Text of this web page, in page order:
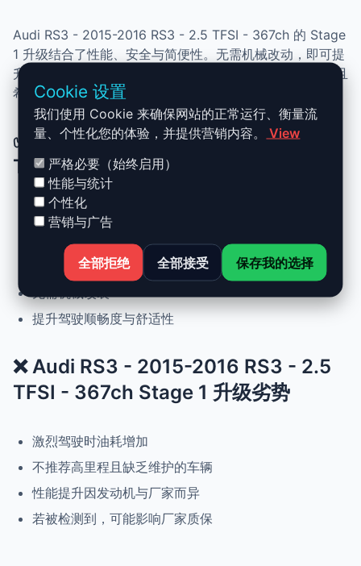
Audi RS3 - 2015-2016 RS3 - 2.5 TFSI - 367ch 的 Stage
1 升级结合了性能、安全与简便性。无需机械改动，即可提
升动力、扭矩并优化油耗。非常适合追求更灵敏驾驶体验且
希望保持原厂可靠性的车主。
✅ Audi RS3 - 2015-2016 RS3 - 2.5
TFSI - 367ch Stage 1 升级优势
动力提升高达 +30%，扭矩提升 +25%
正常驾驶下优化油耗
可随时恢复原厂设置
无需机械改装
提升驾驶顺畅度与舒适性
❌ Audi RS3 - 2015-2016 RS3 - 2.5
TFSI - 367ch Stage 1 升级劣势
激烈驾驶时油耗增加
不推荐高里程且缺乏维护的车辆
性能提升因发动机与厂家而异
若被检测到，可能影响厂家质保
Cookie 设置
我们使用 Cookie 来确保网站的正常运行、衡量流
量、个性化您的体验，并提供营销内容。
View
严格必要（始终启用）
性能与统计
个性化
营销与广告
全部拒绝 全部接受 保存我的选择